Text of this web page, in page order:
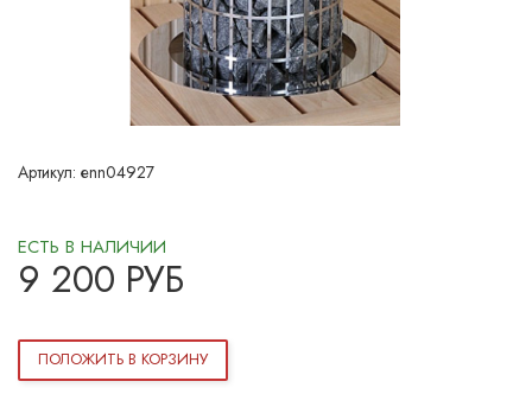
Артикул: enn04927
ЕСТЬ В НАЛИЧИИ
9 200 РУБ
ПОЛОЖИТЬ В КОРЗИНУ